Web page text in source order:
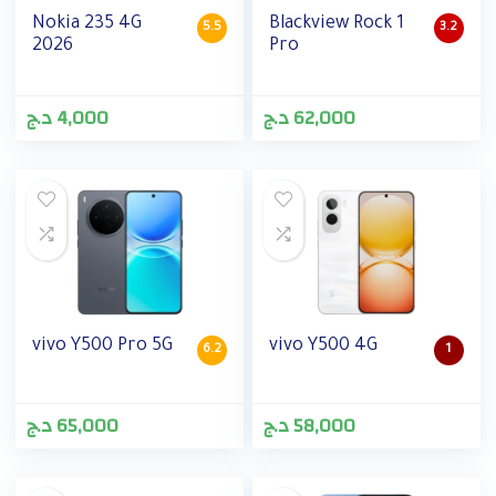
5.5
Nokia 235 4G
2026
4,000د.ج
3.2
Blackview Rock 1
Pro
62,000د.ج
6.2
vivo Y500 Pro 5G
65,000د.ج
1
vivo Y500 4G
58,000د.ج